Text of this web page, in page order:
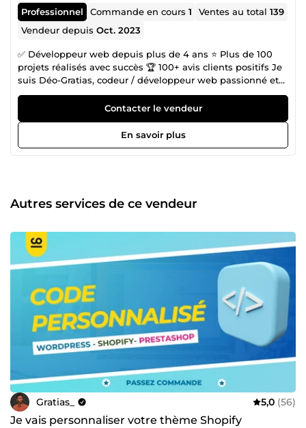
Professionnel Commande en cours1 Ventes au total139
Vendeur depuisOct. 2023
✅ Développeur web depuis plus de 4 ans ⭐ Plus de 100
projets réalisés avec succès 🏆 100+ avis clients positifs Je
suis Déo-Gratias, codeur / développeur web passionné et
spécialisé dans la création de sites performants et leur
référencement SEO. Mon objectif est de transformer vos
idées en solutions concrètes, efficaces et durables. Mes
compétences : ✅ Création de sites web optimisés (vitrine,
e-commerce), ✅ Refonte de sites web optimisés (vitrine, e-
mesure ✅ Résolution de bugs ✅ Automatisation et
intégrations API Je vous accompagne avec sérieux et
projets variés. Avec moi, votre satisfaction est une priorité
garantie. 📩 Une question ? Un projet à me confier ?
N’hésitez pas à cliquer sur le bouton &quot;Me
contacter&quot; pour donner vie à votre projet. Ensemble,
nous ferons de votre projet un grand succès. 🚀
Contacter le vendeur
En savoir plus
Autres services de ce vendeur
Gratias_ 5,0 (56)
Je vais personnaliser votre thème Shopify